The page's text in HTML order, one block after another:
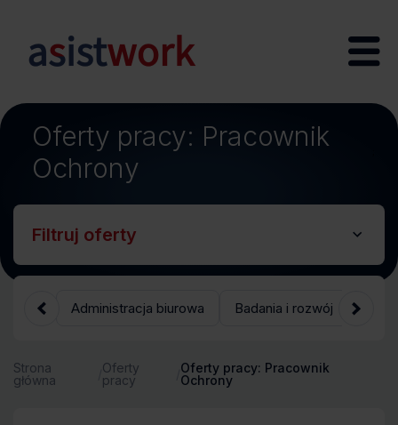
Oferty pracy: Pracownik
Ochrony
Filtruj oferty
Administracja biurowa Badania i rozwój
Strona
główna
Oferty
pracy
Oferty pracy: Pracownik
Ochrony